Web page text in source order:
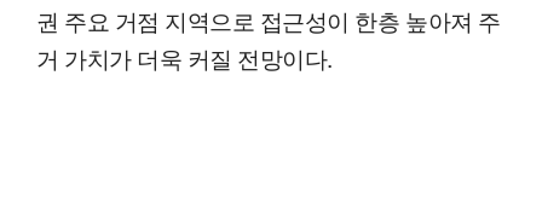
권 주요 거점 지역으로 접근성이 한층 높아져 주
거 가치가 더욱 커질 전망이다.